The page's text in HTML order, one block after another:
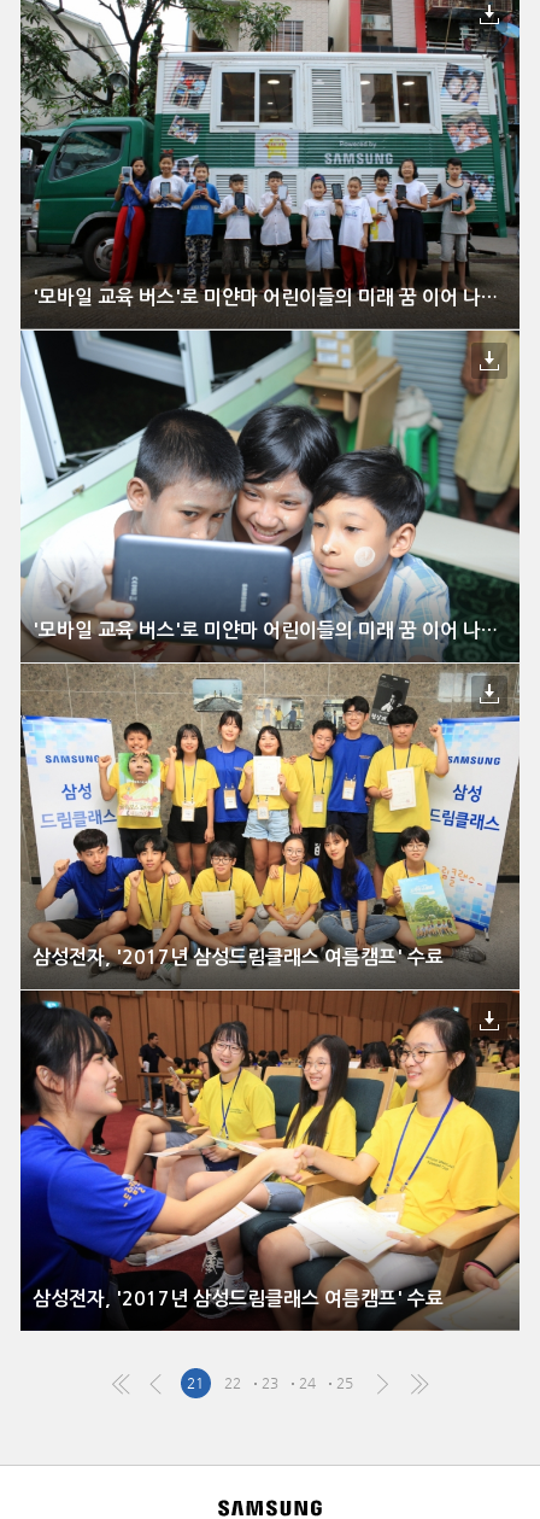
'모바일 교육 버스'로 미얀마 어린이들의 미래 꿈 이어 나간다
'모바일 교육 버스'로 미얀마 어린이들의 미래 꿈 이어 나간다
삼성전자, '2017년 삼성드림클래스 여름캠프' 수료
삼성전자, '2017년 삼성드림클래스 여름캠프' 수료
21 22 23 24 25